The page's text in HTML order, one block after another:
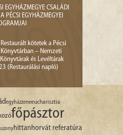
EGYHÁZMEGYE CSALÁDI
PÉCSI EGYHÁZMEGYEI
Restaurált kötetek a Pécsi
– Nemzeti
és Levéltárak
(Restaurálási napló)
egyházzeneeucharisztia
főpásztor
hittanhorvát referatúra